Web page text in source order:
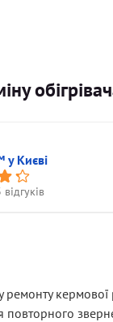
Києві
кермової
повторного